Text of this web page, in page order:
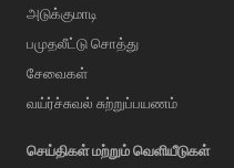
அடுக்குமாடி
பமுதலீட்டு சொத்து
சேவைகள்
வய்ர்ச்சுவல் சுற்றுப்பயணம்
செய்திகள் மற்றும் வெளியீடுகள்